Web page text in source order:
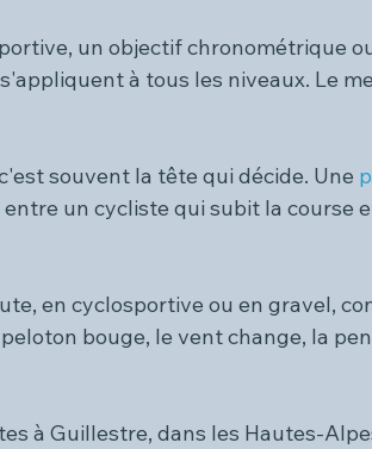
un objectif chronométrique
à tous les niveaux. Le
souvent la tête qui décide. Une
un cycliste qui subit la course
en cyclosportive ou en gravel,
bouge, le vent change, la
à Guillestre, dans les Hautes-